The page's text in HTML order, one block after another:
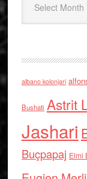
albano kolonjari
Bushati Astrit
Jashari
Buçpapaj Elmi